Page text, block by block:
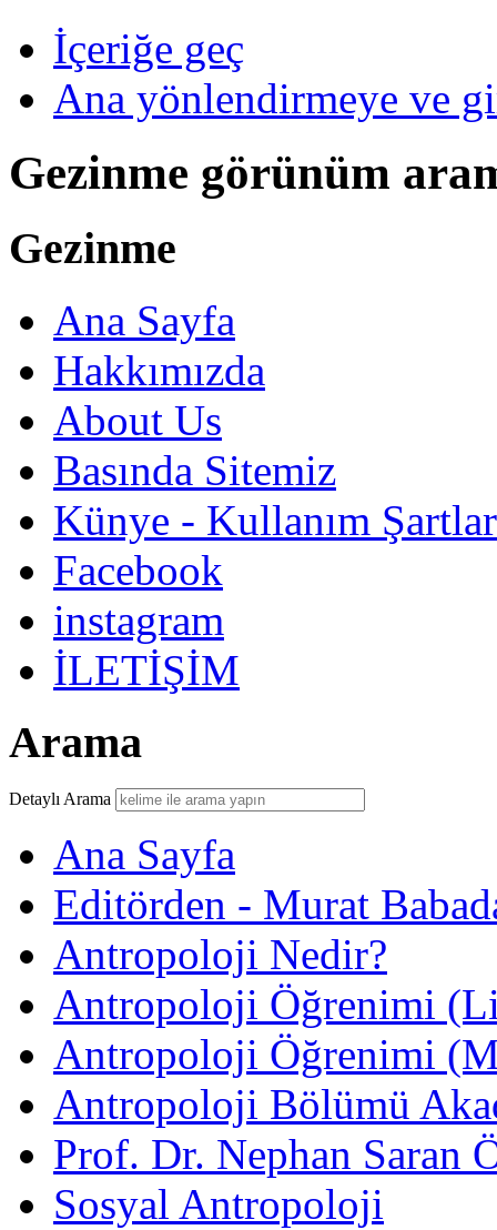
İçeriğe geç
Ana yönlendirmeye ve
Gezinme görünüm
Gezinme
Ana Sayfa
Hakkımızda
About Us
Basında Sitemiz
Künye - Kullanım
Facebook
instagram
İLETİŞİM
Arama
Detaylı Arama
Ana Sayfa
Editörden - Murat
Antropoloji Nedir?
Antropoloji Öğrenimi
Antropoloji Öğrenimi
Antropoloji Bölümü
Prof. Dr. Nephan Saran
Sosyal Antropoloji